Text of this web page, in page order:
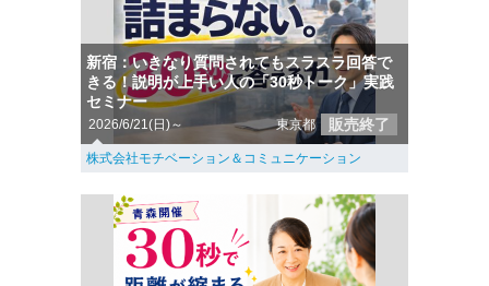
新宿：いきなり質問されてもスラスラ回答で
きる！説明が上手い人の「30秒トーク」実践
セミナー
2026/6/21(日)～ 東京都 販売終了
株式会社モチベーション＆コミュニケーション